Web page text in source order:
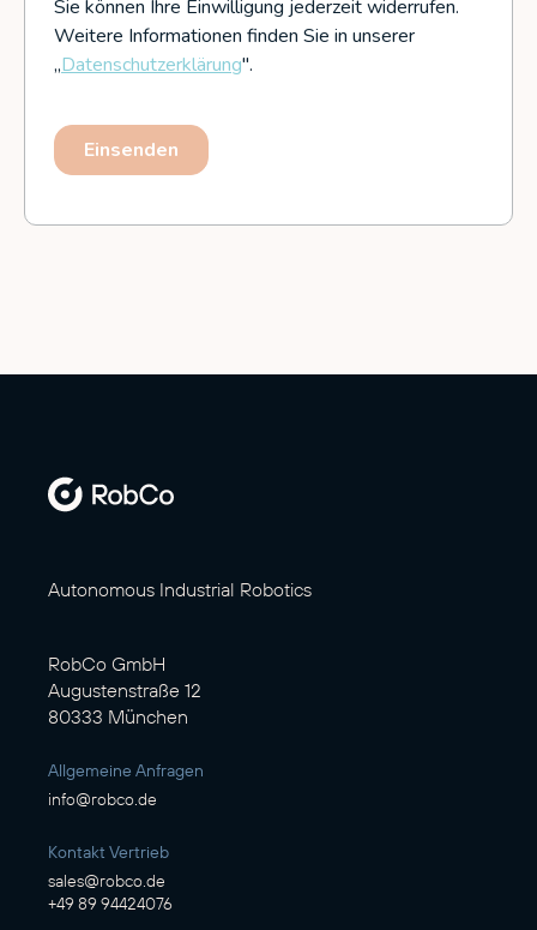
Autonomous Industrial Robotics
RobCo GmbH
Augustenstraße 12
80333 München
Allgemeine Anfragen
info@robco.de
Kontakt Vertrieb
sales@robco.de
+49 89 94424076